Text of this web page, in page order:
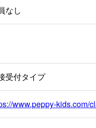
なし
受付タイプ
www.peppy-kids.com/